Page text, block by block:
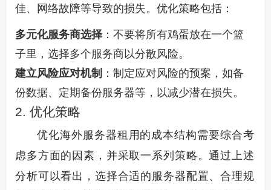
佳、网络故障等导致的损失。优化策略包括：
多元化服务商选择：不要将所有鸡蛋放在一个篮
子里，选择多个服务商以分散风险。
建立风险应对机制 ：制定应对风险的预案，如备
份数据、定期备份服务器等，以减少潜在损失。
2. 优化策略
优化海外服务器租用的成本结构需要综合考
虑多方面的因素，并采取一系列策略。通过上述
分析可以看出，选择合适的服务器配置、合理规